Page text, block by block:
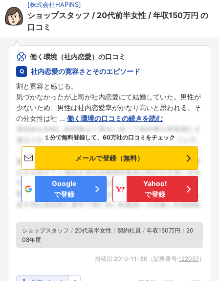
[株式会社HAPiNS]
ショップスタッフ 20代前半女性 年収150万円 の
口コミ
働く環境（社内恋愛）の口コミ
社内恋愛の寛容さとそのエピソード
割と寛容と感じる。
気づかなかったが上司が社内恋愛にて結婚していた。男性が
少ないため、男性は社内恋愛率がかなり高いと思われる。そ
の分女性は社 ... 働く環境の口コミの続きを読む
１分で無料登録して、60万社の口コミをチェック
メールで登録（無料）
Google
で登録
Yahoo!
で登録
ショップスタッフ 20代前半女性 契約社員 年収150万円
20
08年度
投稿日:2010-11-30 （記事番号:122057 ）